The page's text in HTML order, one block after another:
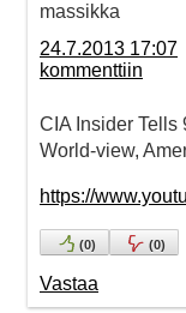
massikka
24.7.2013 17:07
kommenttiin
CIA Insider Tells
World-view,
https://
(0) (0)
Vastaa